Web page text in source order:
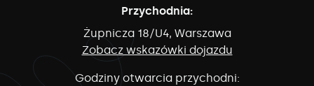
Przychodnia:
Żupnicza 18/U4, Warszawa
Zobacz wskazówki dojazdu
Godziny otwarcia przychodni: